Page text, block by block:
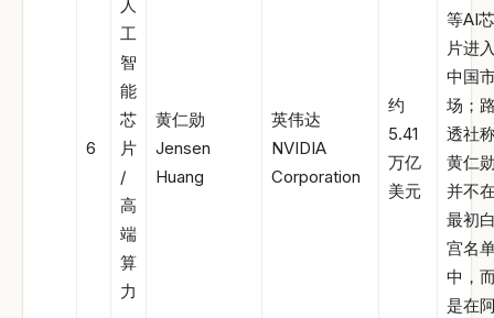
6
人
工
智
能
芯
片
/
高
端
算
力
黄仁勋
Jensen
Huang
英伟达
NVIDIA
Corporation
约
5.41
万亿
美元
等AI芯
片进
中国
场；
透社
黄仁
并不
最初
宫名
中，
是在